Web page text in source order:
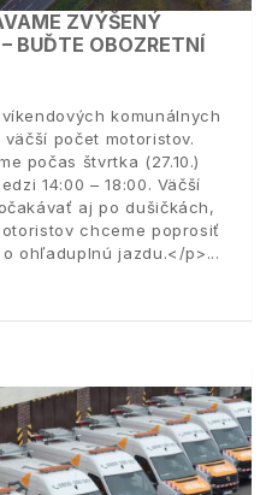
ZVÝŠENÝ
BUĎTE OBOZRETNÍ
komunálnych
počet motoristov.
počas štvrtka (27.10.)
14:00 – 18:00. Väčší
aj po dušičkách,
chceme poprosiť
ohľaduplnú jazdu.</p>